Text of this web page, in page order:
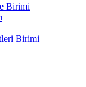
Birimi
Birimi